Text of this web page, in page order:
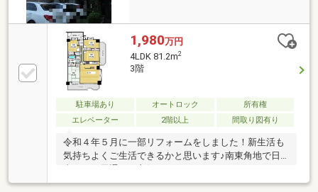
1,980万円
4LDK 81.2m2
3階
駐車場あり オートロック
所有権
エレベーター
2階以上 間取り図有り
令和４年５月に一部リフォームをしました！新生活も
気持ちよくご生活できるかと思います♪南東角地で日